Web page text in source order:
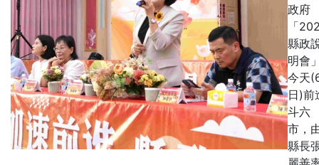
政府
「
縣政
明會
今天
日)前
斗六
市，
縣長